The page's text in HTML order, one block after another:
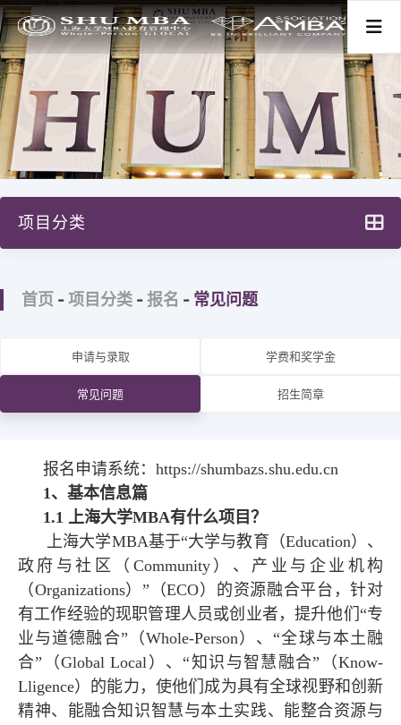
首页
新闻活动
教务系统 会议室 EN
项目分类
全球本土（GL）项目
高级管理人员培训
SHU MBA-X在线教育
首页 -项目分类 -报名 - 常见问题
申请与录取 学费和奖学金
常见问题 招生简章
报名申请系统：https://shumbazs.shu.edu.cn
1、基本信息篇
1.1 上海大学MBA有什么项目？
上海大学MBA基于“大学与教育（Education）、
政府与社区（Community）、产业与企业机构
（Organizations）”（ECO）的资源融合平台，针对
有工作经验的现职管理人员或创业者，提升他们“专
业与道德融合”（Whole-Person）、“全球与本土融
合”（Global Local）、“知识与智慧融合”（Know-
Lligence）的能力，使他们成为具有全球视野和创新
精神、能融合知识智慧与本土实践、能整合资源与